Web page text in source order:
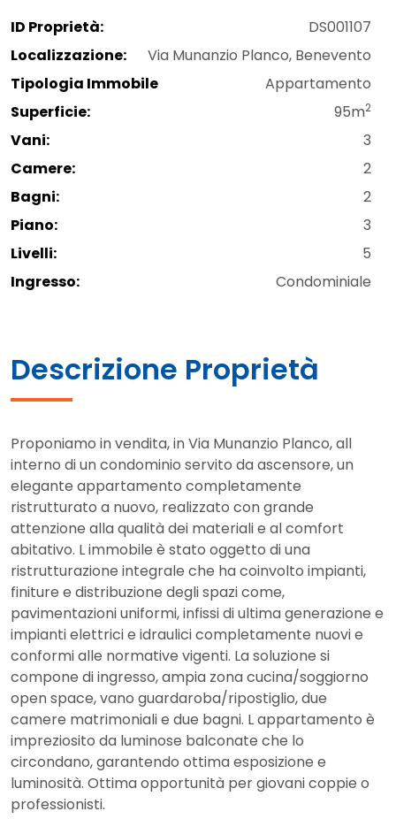
ID Proprietà:
DS001107
Localizzazione:
Via Munanzio Planco, Benevento
Tipologia Immobile
Appartamento
Superficie:
95m2
Vani:
3
Camere:
2
Bagni:
2
Piano:
3
Livelli:
5
Ingresso:
Condominiale
Descrizione Proprietà
Proponiamo in vendita, in Via Munanzio Planco, all
interno di un condominio servito da ascensore, un
elegante appartamento completamente
ristrutturato a nuovo, realizzato con grande
attenzione alla qualità dei materiali e al comfort
abitativo. L immobile è stato oggetto di una
ristrutturazione integrale che ha coinvolto impianti,
finiture e distribuzione degli spazi come,
pavimentazioni uniformi, infissi di ultima generazione e
impianti elettrici e idraulici completamente nuovi e
conformi alle normative vigenti. La soluzione si
compone di ingresso, ampia zona cucina/soggiorno
open space, vano guardaroba/ripostiglio, due
camere matrimoniali e due bagni. L appartamento è
impreziosito da luminose balconate che lo
circondano, garantendo ottima esposizione e
luminosità. Ottima opportunità per giovani coppie o
professionisti.